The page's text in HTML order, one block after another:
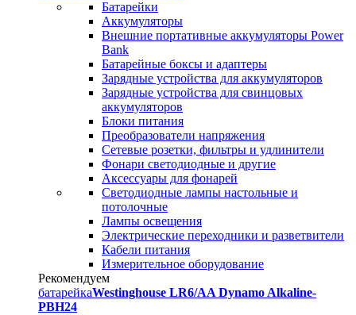
Батарейки
Аккумуляторы
Внешние портативные аккумуляторы Power
Bank
Батарейные боксы и адаптеры
Зарядные устройства для аккумуляторов
Зарядные устройства для свинцовых
аккумуляторов
Блоки питания
Преобразователи напряжения
Сетевые розетки, фильтры и удлинители
Фонари светодиодные и другие
Аксессуары для фонарей
Светодиодные лампы настольные и
потолочные
Лампы освещения
Электрические переходники и разветвители
Кабели питания
Измерительное оборудование
Рекомендуем
батарейкаWestinghouse LR6/AA Dynamo Alkaline-
PBH24